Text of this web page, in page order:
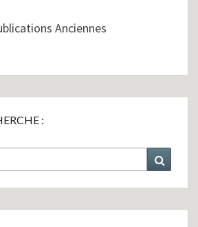
Anciennes
: